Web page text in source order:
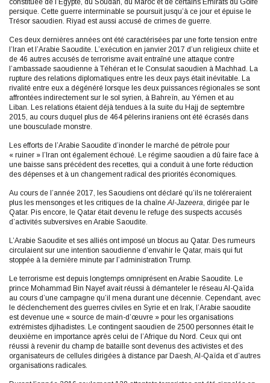
constituée de l’Égypte, du Soudan, du Maroc et de certains Émirats du Golfe
persique. Cette guerre interminable se poursuit jusqu’à ce jour et épuise le
Trésor saoudien. Riyad est aussi accusé de crimes de guerre.
Ces deux dernières années ont été caractérisées par une forte tension entre
l’Iran et l’Arabie Saoudite. L’exécution en janvier 2017 d’un religieux chiite et
de 46 autres accusés de terrorisme avait entraîné une attaque contre
l’ambassade saoudienne à Téhéran et le Consulat saoudien à Machhad. La
rupture des relations diplomatiques entre les deux pays était inévitable. La
rivalité entre eux a dégénéré lorsque les deux puissances régionales se sont
affrontées indirectement sur le sol syrien, à Bahreïn, au Yémen et au
Liban. Les relations étaient déjà tendues à la suite du Hajj de septembre
2015, au cours duquel plus de 464 pèlerins iraniens ont été écrasés dans
une bousculade monstre.
Les efforts de l’Arabie Saoudite d’inonder le marché de pétrole pour
« ruiner » l’Iran ont également échoué. Le régime saoudien a dû faire face à
une baisse sans précédent des recettes, qui a conduit à une forte réduction
des dépenses et à un changement radical des priorités économiques.
Au cours de l’année 2017, les Saoudiens ont déclaré qu’ils ne toléreraient
plus les mensonges et les critiques de la chaîneAl-Jazeera, dirigée par le
Qatar. Pis encore, le Qatar était devenu le refuge des suspects accusés
d’activités subversives en Arabie Saoudite.
L’Arabie Saoudite et ses alliés ont imposé un blocus au Qatar. Des rumeurs
circulaient sur une intention saoudienne d’envahir le Qatar, mais qui fut
stoppée à la dernière minute par l’administration Trump.
Le terrorisme est depuis longtemps omniprésent en Arabie Saoudite. Le
prince Mohammad Bin Nayef avait réussi à démanteler le réseau Al-Qaïda
au cours d’une campagne qu’il mena durant une décennie. Cependant, avec
le déclenchement des guerres civiles en Syrie et en Irak, l’Arabie saoudite
est devenue une « source de main-d’œuvre » pour les organisations
extrémistes djihadistes. Le contingent saoudien de 2500 personnes était le
deuxième en importance après celui de l’Afrique du Nord. Ceux qui ont
réussi à revenir du champ de bataille sont devenus des activistes et des
organisateurs de cellules dirigées à distance par Daesh, Al-Qaïda et d’autres
organisations radicales.